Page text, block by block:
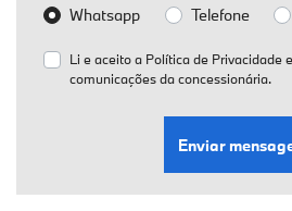
Whatsapp
Telefone
Li e aceito a Política de Privacidade
comunicações da concessionária.
Enviar